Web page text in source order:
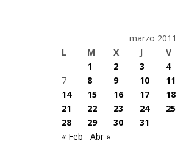
marzo 2011
L
M X J V
1
2 3 4
7
8 9 10 11
14
15 16 17 18
21
22 23 24 25
28
29 30
31
« Feb
Abr »